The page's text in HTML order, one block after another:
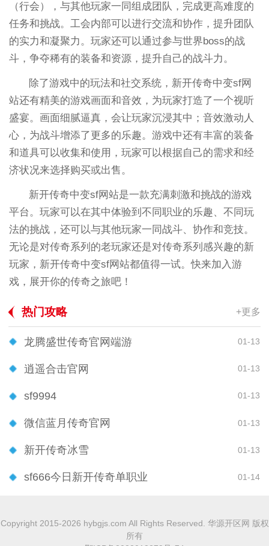
（行会），与其他玩家一同组成团队，完成更高难度的
任务和挑战。工会内部可以进行交流和协作，提升团队
的实力和凝聚力。玩家还可以通过参与世界boss的战
斗，争夺稀有的装备和资源，提升自己的战斗力。
除了游戏中的玩法和社交系统，新开传奇中变sf网
站还有精美的游戏画面和音效，为玩家打造了一个视听
盛宴。画面细腻逼真，会让玩家沉浸其中；音效激动人
心，为战斗增添了更多的乐趣。游戏中还有丰富的装备
和道具可以收集和使用，玩家可以根据自己的需求和经
济状况来选择购买或出售。
新开传奇中变sf网站是一款充满刺激和挑战的游戏
平台。玩家可以在其中体验到不同职业的乐趣、不同玩
法的挑战，还可以与其他玩家一同战斗、协作和竞技。
无论是对传奇系列的老玩家还是对传奇系列感兴趣的新
玩家，新开传奇中变sf网站都值得一试。快来加入游
戏，展开你的传奇之旅吧！
热门攻略 +更多
龙腾盛世传奇官网端游 01-13
逍遥合击官网 01-13
sf9994 01-13
微信蓝月传奇官网 01-13
新开传奇冰雪 01-13
sf666今日新开传奇单职业 01-14
Copyright 2015-2026 hybgjs.com All Rights Reserved. 华源开区网 版权
所有